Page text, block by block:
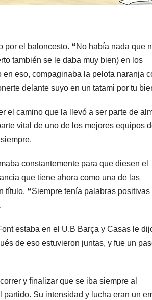
por el baloncesto. ❝No había nada que
también se le daba muy bien) en los
eso, compaginaba la pelota naranja
delante suyo en un tatami por tu
el camino que la llevó a ser parte de
vital de uno de los mejores equipos
constantemente para que diesen el
que tiene ahora como una de las
título. ❝Siempre tenía palabras positivas
estaba en el U.B Barça y Casas le
de eso estuvieron juntas, y fue un
y finalizar que se iba siempre al
Su intensidad y lucha eran un